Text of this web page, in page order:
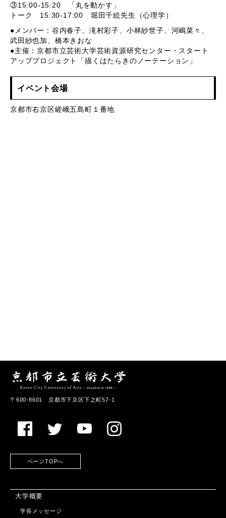
③15:00-15:20 「丸を動かす」
トーク 15:30-17:00 堀田千絵先生（心理学）
●メンバー：谷内春子、滝村彩子、小林紗世子、河嶋菜々、
武田紗也加、橋本きおな
●主催：京都市立芸術大学芸術資源研究センター・スタート
アッププロジェクト「描くはたらきのノーテーション」
イベント会場
京都市右京区嵯峨五島町１番地
〒600-8601 京都市下京区下之町57-1
ページTOPへ
大学概要
学長メッセージ